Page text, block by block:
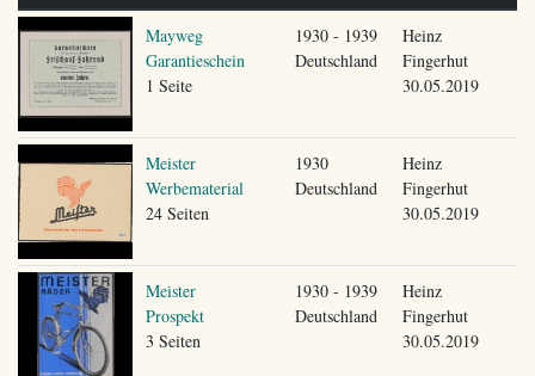
Mayweg
Garantieschein
1 Seite
1930 - 1939
Deutschland
Heinz
Fingerhut
30.05.2019
Meister
Werbematerial
24 Seiten
1930
Deutschland
Heinz
Fingerhut
30.05.2019
Meister
Prospekt
3 Seiten
1930 - 1939
Deutschland
Heinz
Fingerhut
30.05.2019